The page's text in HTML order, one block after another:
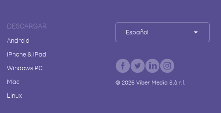
DESCARGAR
Android
iPhone & iPad
Windows PC
Mac
Linux
Español
© 2026Viber Media S.à r.l.